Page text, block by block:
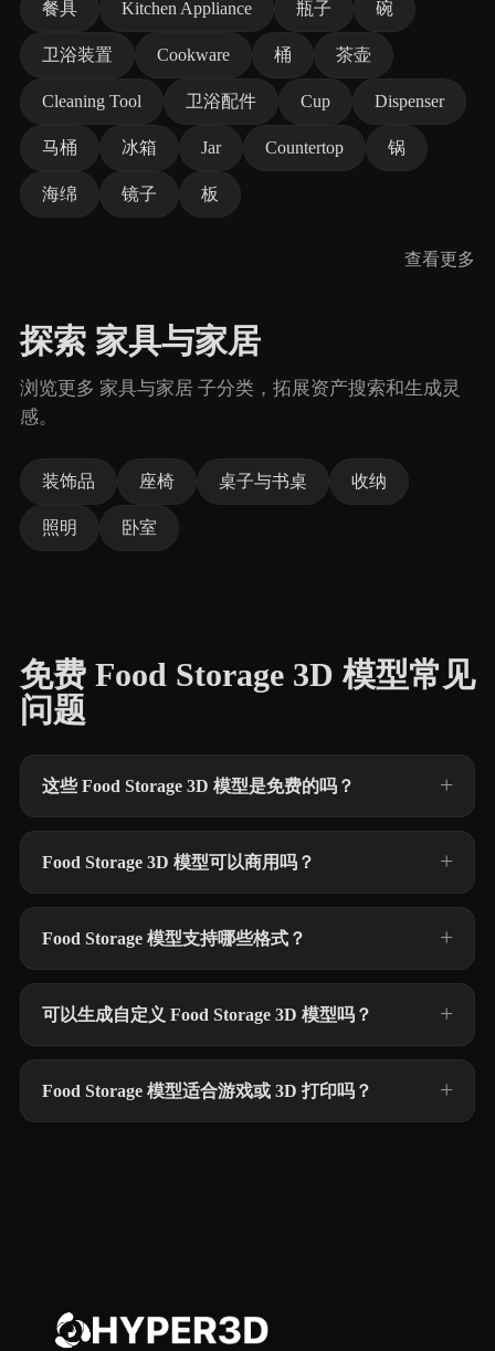
餐具 Kitchen Appliance 瓶子 碗
卫浴装置 Cookware 桶 茶壶
Cleaning Tool 卫浴配件 Cup Dispenser
马桶 冰箱 Jar Countertop 锅
海绵 镜子 板
查看更多
探索 家具与家居
浏览更多 家具与家居 子分类，拓展资产搜索和生成灵
感。
装饰品 座椅 桌子与书桌 收纳
照明 卧室
免费 Food Storage 3D 模型常见
问题
这些 Food Storage 3D 模型是免费的吗？
Food Storage 3D 模型可以商用吗？
Food Storage 模型支持哪些格式？
可以生成自定义 Food Storage 3D 模型吗？
Food Storage 模型适合游戏或 3D 打印吗？